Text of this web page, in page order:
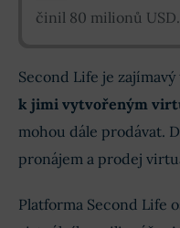
činil 80 milionů USD.
Second Life je zajímavý
k jimi vytvořeným
mohou dále prodávat.
pronájem a prodej
Platforma Second Life